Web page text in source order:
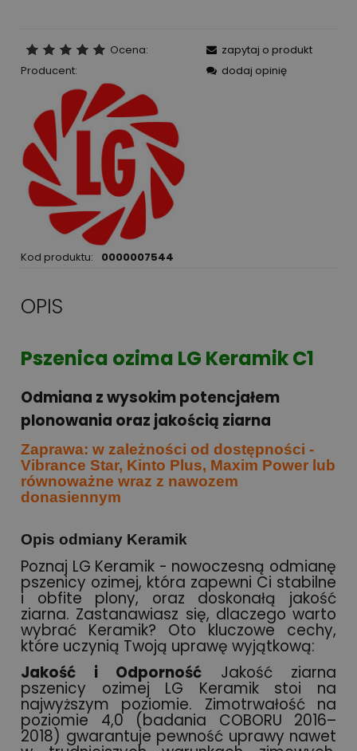
Ocena:
Producent:
Kod produktu: 0000007544
zapytaj o produkt
dodaj opinię
OPIS
Pszenica ozima LG Keramik C1
Odmiana z wysokim potencjałem
plonowania oraz jakością ziarna
Zaprawa: w zależności od dostępności -
Vibrance Star, Kinto Plus, Maxim Power lub
równoważne wraz z nawozem
donasiennym
Opis odmiany Keramik
Poznaj LG Keramik - nowoczesną odmianę
pszenicy ozimej, która zapewni Ci stabilne
i obfite plony, oraz doskonałą jakość
ziarna. Zastanawiasz się, dlaczego warto
wybrać Keramik? Oto kluczowe cechy,
które uczynią Twoją uprawę wyjątkową:
Jakość i Odporność Jakość ziarna
pszenicy ozimej LG Keramik stoi na
najwyższym poziomie. Zimotrwałość na
poziomie 4,0 (badania COBORU 2016–
2018) gwarantuje pewność uprawy nawet